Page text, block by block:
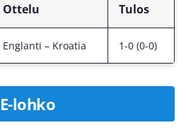
Ottelu Tulos
Englanti – Kroatia 1-0 (0-0)
E-lohko